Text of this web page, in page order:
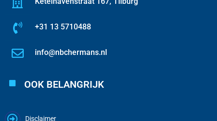
+31 13 5710488
info@nbchermans.nl
OOK BELANGRIJK
Disclaimer